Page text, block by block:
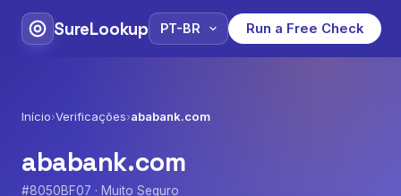
SureLookup Run a Free Check
Início›Verificações›ababank.com
ababank.com
#8050BF07 · Muito Seguro